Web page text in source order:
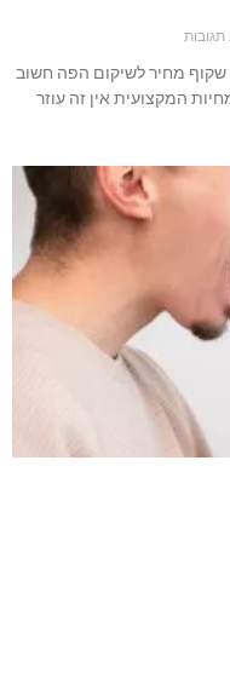
שקוף מחיר לשיקום הפה חשוב
המקצועית אין זה עוזר